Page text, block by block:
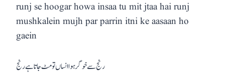
runj se hoogar howa insaa tu mit jtaa hai runj
mushkalein mujh par parrin itni ke aasaan ho
gaein
رنج سے خوگر ہوا انساں تو مٹ جاتا ہے رنج